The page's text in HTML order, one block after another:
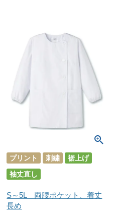
プリント 刺繍
裾上げ
袖丈直し
S～5L 両腰ポケット、着丈
長め